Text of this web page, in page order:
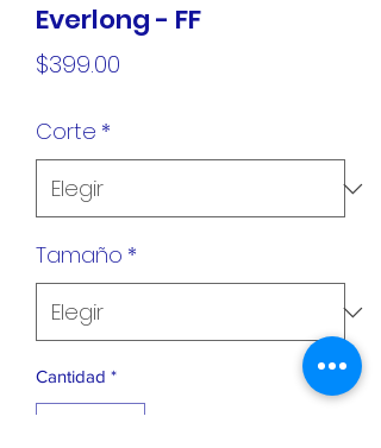
Everlong - FF
$399.00
Corte *
Tamaño *
Cantidad *